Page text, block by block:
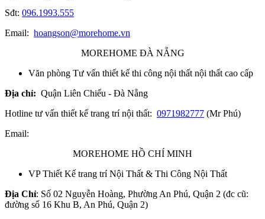
Sđt: 096.1993.555
Email: hoangson@morehome.vn
MOREHOME ĐÀ NẴNG
Văn phòng Tư vấn thiết kế thi công nội thất nội thất cao cấp
Địa chỉ: Quận Liên Chiểu - Đà Nẵng
Hotline tư vấn thiết kế trang trí nội thất: 0971982777 (Mr Phú)
Email:
MOREHOME HỒ CHÍ MINH
VP Thiết Kế trang trí Nội Thất & Thi Công Nội Thất
Địa Chỉ: Số 02 Nguyễn Hoàng, Phường An Phú, Quận 2 (đc cũ:
đường số 16 Khu B, An Phú, Quận 2)